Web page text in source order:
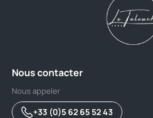
Nous contacter
Nous appeler
+33 (0)5 62 65 52 43